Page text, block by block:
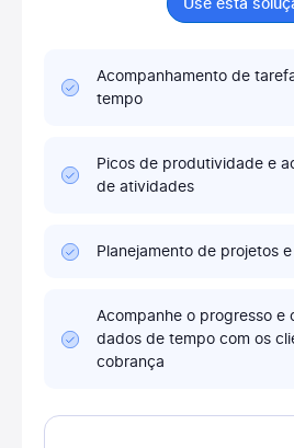
Use esta
Acompanhamento de
tempo
Picos de produtividade e
de atividades
Planejamento de projetos
Acompanhe o progresso e
dados de tempo com os
cobrança